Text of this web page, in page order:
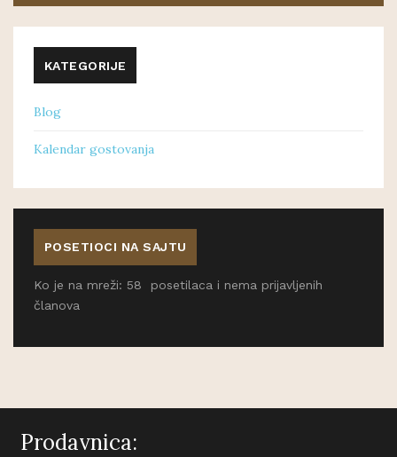
KATEGORIJE
Blog
Kalendar gostovanja
POSETIOCI NA SAJTU
Ko je na mreži: 58 posetilaca i nema prijavljenih
članova
Prodavnica: